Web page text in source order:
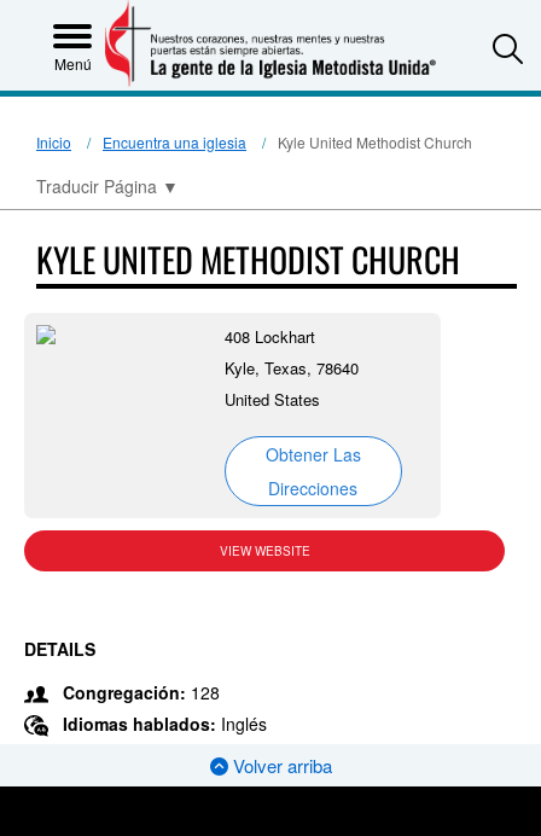
Menú
Inicio Encuentra una iglesia Kyle United Methodist Church
Traducir Página ▼
KYLE UNITED METHODIST CHURCH
408 Lockhart
Kyle, Texas, 78640
United States
Obtener Las
Direcciones
VIEW WEBSITE
DETAILS
Congregación: 128
Idiomas hablados: Inglés
Volver arriba